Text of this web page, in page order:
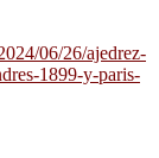
06/26/ajedrez-
1899-y-paris-